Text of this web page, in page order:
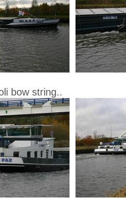
bow string..